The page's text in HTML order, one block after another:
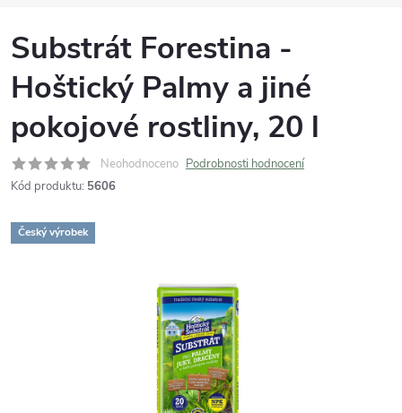
Substrát Forestina -
Hoštický Palmy a jiné
pokojové rostliny, 20 l
Neohodnoceno Podrobnosti hodnocení
Kód produktu: 5606
Český výrobek